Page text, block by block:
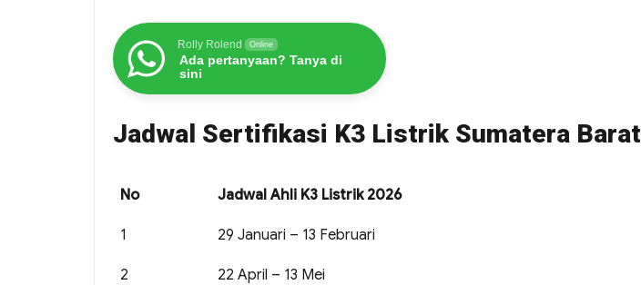
Rolly Rolend Online
Ada pertanyaan? Tanya di
sini
Jadwal Sertifikasi K3 Listrik Sumatera Barat
No Jadwal Ahli K3 Listrik 2026
1 29 Januari – 13 Februari
2 22 April – 13 Mei